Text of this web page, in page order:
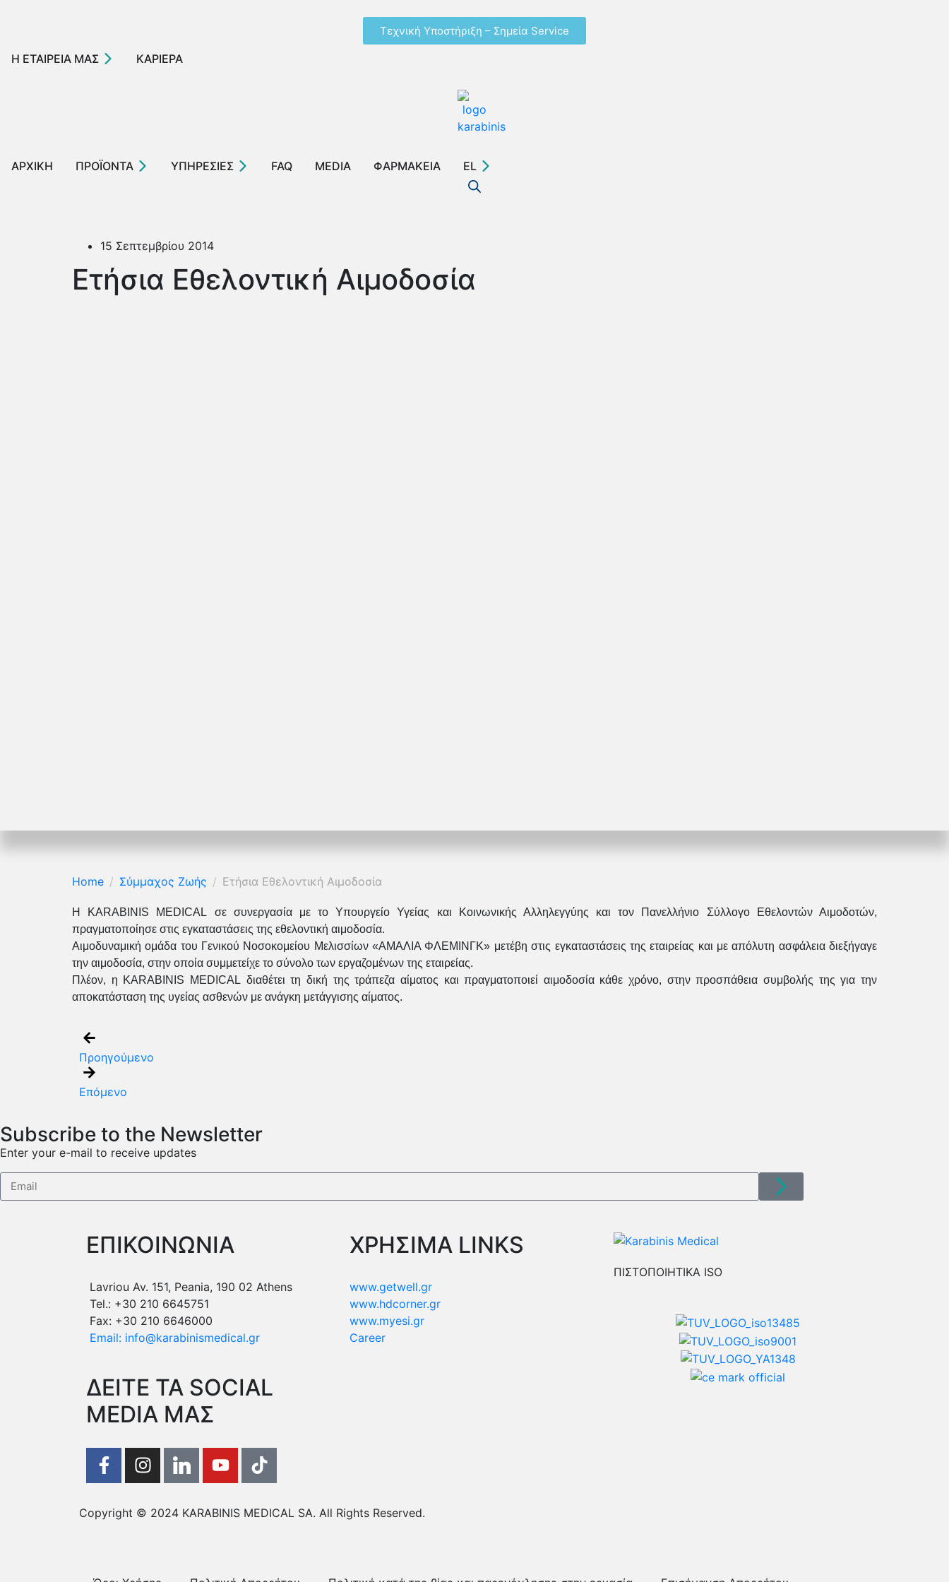
Τεχνική Υποστήριξη – Σημεία Service
Η ΕΤΑΙΡΕΙΑ ΜΑΣ ΚΑΡΙΕΡΑ
ΑΡΧΙΚΗ ΠΡΟΪΟΝΤΑ ΥΠΗΡΕΣΙΕΣ FAQ MEDIA ΦΑΡΜΑΚΕΙΑ EL
15 Σεπτεμβρίου 2014
Ετήσια Εθελοντική Αιμοδοσία
Home Σύμμαχος Ζωής Ετήσια Εθελοντική Αιμοδοσία
Η KARABINIS MEDICAL σε συνεργασία με το Υπουργείο Υγείας και Κοινωνικής Αλληλεγγύης και τον Πανελλήνιο Σύλλογο Εθελοντών Αιμοδοτών,
πραγματοποίησε στις εγκαταστάσεις της εθελοντική αιμοδοσία.
Αιμοδυναμική ομάδα του Γενικού Νοσοκομείου Μελισσίων «ΑΜΑΛΙΑ ΦΛΕΜΙΝΓΚ» μετέβη στις εγκαταστάσεις της εταιρείας και με απόλυτη ασφάλεια διεξήγαγε
την αιμοδοσία, στην οποία συμμετείχε το σύνολο των εργαζομένων της εταιρείας.
Πλέον, η KARABINIS MEDICAL διαθέτει τη δική της τράπεζα αίματος και πραγματοποιεί αιμοδοσία κάθε χρόνο, στην προσπάθεια συμβολής της για την
αποκατάσταση της υγείας ασθενών με ανάγκη μετάγγισης αίματος.
Προηγούμενο
Επόμενο
Subscribe to the Newsletter
Enter your e-mail to receive updates
ΕΠΙΚΟΙΝΩΝΙΑ
Lavriou Av. 151, Peania, 190 02 Athens
Tel.: +30 210 6645751
Fax: +30 210 6646000
Email: info@karabinismedical.gr
ΔEITE TA SOCIAL
MEDIA ΜΑΣ
ΧΡΗΣΙΜΑ LINKS
www.getwell.gr
www.hdcorner.gr
www.myesi.gr
Career
ΠΙΣΤΟΠΟΙΗΤΙΚΑ ISO
Copyright © 2024 KARABINIS MEDICAL SA. All Rights Reserved.